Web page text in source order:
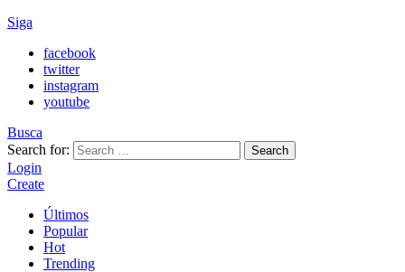
Siga
facebook
twitter
instagram
youtube
Busca
Search for:
Search
Login
Create
Últimos
Popular
Hot
Trending